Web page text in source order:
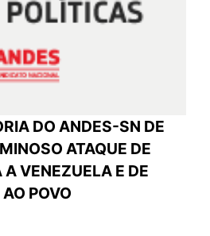
DO ANDES-SN DE
ATAQUE DE
VENEZUELA E DE
POVO